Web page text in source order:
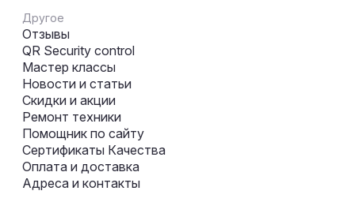
Другое
Отзывы
QR Security control
Мастер классы
Новости и статьи
Скидки и акции
Ремонт техники
Помощник по сайту
Сертификаты Качества
Оплата и доставка
Адреса и контакты